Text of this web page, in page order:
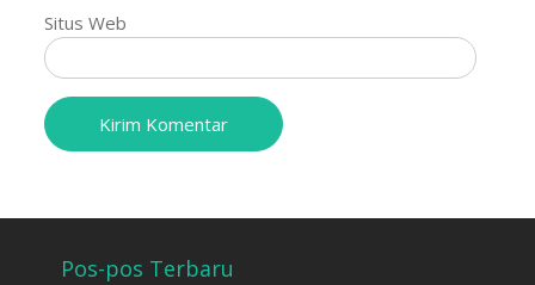
Situs Web
Pos-pos Terbaru